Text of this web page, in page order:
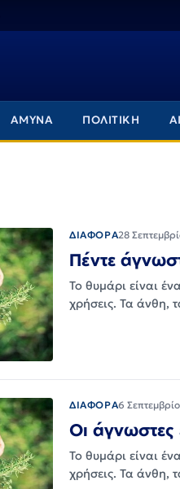
ΑΜΥΝΑ ΠΟΛΙΤΙΚΗ
ΔΙΑΦΟΡΑ28
Πέντε
Το θυμάρι είναι
χρήσεις. Τα άνθη,
ΔΙΑΦΟΡΑ6
Οι άγνωστες
Το θυμάρι είναι
χρήσεις. Τα άνθη,